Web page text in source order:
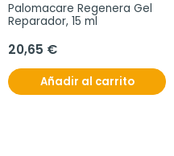
Palomacare Regenera Gel
Reparador, 15 ml
20,65 €
Añadir al carrito